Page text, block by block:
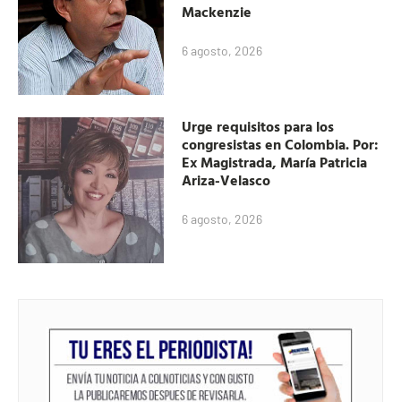
Mackenzie
6 agosto, 2026
Urge requisitos para los
congresistas en Colombia. Por:
Ex Magistrada, María Patricia
Ariza-Velasco
6 agosto, 2026